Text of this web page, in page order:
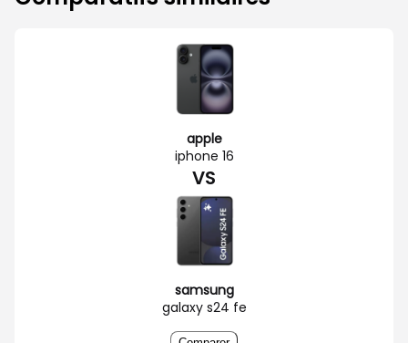
apple
iphone 16
VS
samsung
galaxy s24 fe